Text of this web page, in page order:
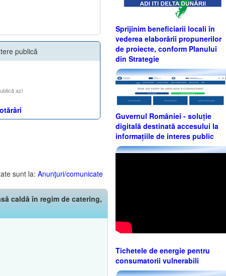
publică
azi
sunt la: Anunţuri/comunicate
caldă în regim de catering,
Sprijinim beneficiarii locali în
vederea elaborării propunerilor
de proiecte, conform Planului
din Strategie
Guvernul României - soluție
digitală destinată accesului la
informațiile de interes public
Tichetele de energie pentru
consumatorii vulnerabili